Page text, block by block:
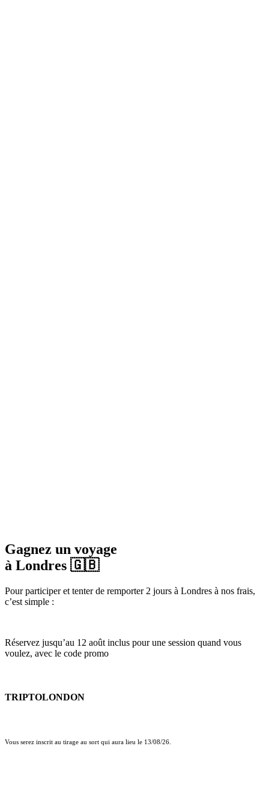
Gagnez un voyage
à Londres 🇬🇧
Pour participer et tenter de remporter 2 jours à Londres à nos frais,
c’est simple :
Réservez jusqu’au 12 août inclus pour une session quand vous
voulez, avec le code promo
TRIPTOLONDON
Vous serez inscrit au tirage au sort qui aura lieu le 13/08/26.